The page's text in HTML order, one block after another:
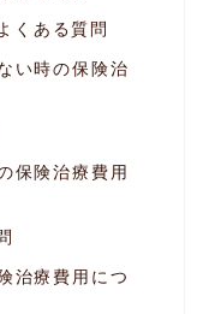
くある質問
い時の保険治
保険治療費用
治療費用につ